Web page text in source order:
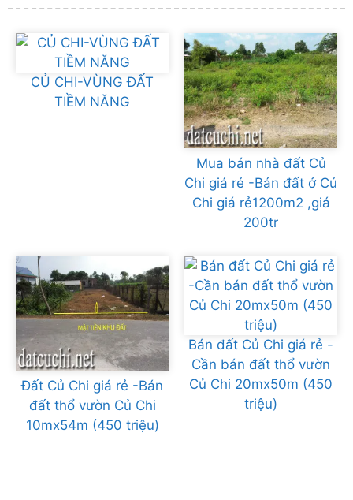
CỦ CHI-VÙNG ĐẤT
TIỀM NĂNG
Mua bán nhà đất Củ
Chi giá rẻ -Bán đất ở Củ
Chi giá rẻ1200m2 ,giá
200tr
Đất Củ Chi giá rẻ -Bán
đất thổ vườn Củ Chi
10mx54m (450 triệu)
Bán đất Củ Chi giá rẻ -
Cần bán đất thổ vườn
Củ Chi 20mx50m (450
triệu)